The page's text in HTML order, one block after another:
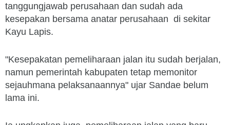
tanggungjawab perusahaan dan sudah ada
kesepakan bersama anatar perusahaan di sekitar
Kayu Lapis.
"Kesepakatan pemeliharaan jalan itu sudah berjalan,
namun pemerintah kabupaten tetap memonitor
sejauhmana pelaksanaannya" ujar Sandae belum
lama ini.